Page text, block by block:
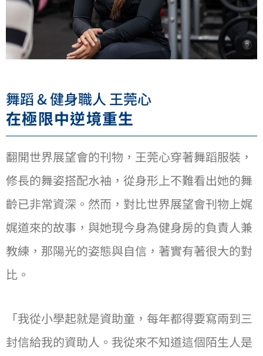
舞蹈 & 健身職⼈ 王莞⼼
在極限中逆境重⽣
翻開世界展望會的刊物，王莞⼼穿著舞蹈服裝，
修長的舞姿搭配水袖，從身形上不難看出她的舞
齡已非常資深。然而，對比世界展望會刊物上娓
娓道來的故事，與她現今身為健身房的負責⼈兼
教練，那陽光的姿態與⾃信，著實有著很⼤的對
比。
「我從⼩學起就是資助童，每年都得要寫兩到三
封信給我的資助⼈。我從來不知道這個陌⽣⼈是